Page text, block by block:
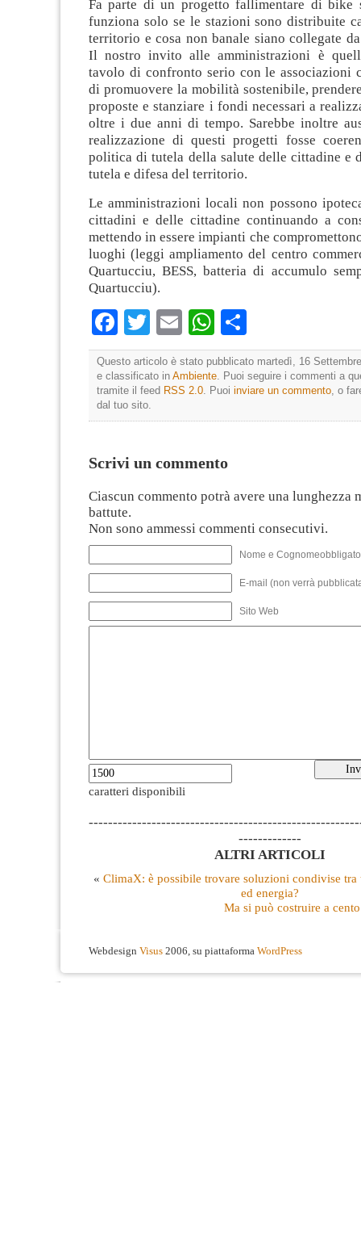
Fa parte di un progetto fallimentare di bike
funziona solo se le stazioni sono distribuite
territorio e cosa non banale siano collegate
Il nostro invito alle amministrazioni è
tavolo di confronto serio con le associazioni
di promuovere la mobilità sostenibile,
proposte e stanziare i fondi necessari a
oltre i due anni di tempo. Sarebbe inoltre
realizzazione di questi progetti fosse
politica di tutela della salute delle cittadine e
tutela e difesa del territorio.
Le amministrazioni locali non possono
cittadini e delle cittadine continuando a
mettendo in essere impianti che
luoghi (leggi ampliamento del centro
Quartucciu, BESS, batteria di accumulo
Quartucciu).
Facebook
TwitterEmailWhatsApp
Questo articolo è stato pubblicato martedì, 16
e classificato in Ambiente. Puoi seguire i commenti a
tramite il feed RSS 2.0. Puoi inviare un commento, o
dal tuo sito.
Scrivi un commento
Ciascun commento potrà avere una lunghezza
battute.
Non sono ammessi commenti consecutivi.
Nome e
E-mail (non verrà
Sito Web
caratteri disponibili
-------------
ALTRI ARTICOLI
« ClimaX: è possibile trovare soluzioni condivise
ed energia?
Ma si può costruire a
Webdesign Visus 2006, su piattaforma WordPress